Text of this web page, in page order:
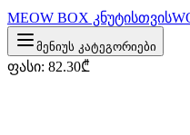
MEOW BOX კნუტისთვის
მენიუს კატეგორიები
ფასი: 82.30₾